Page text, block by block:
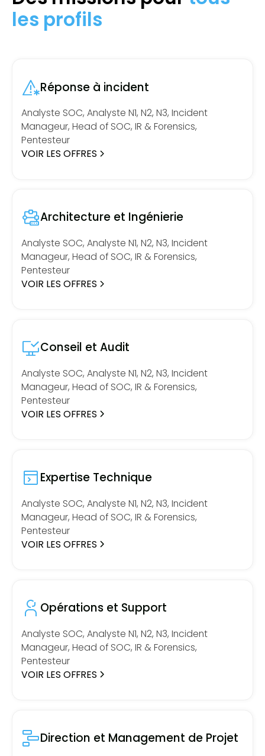
les profils
Réponse à incident
Analyste SOC, Analyste N1, N2, N3, Incident
Manageur, Head of SOC, IR & Forensics,
Pentesteur
VOIR LES OFFRES
Architecture et Ingénierie
Analyste SOC, Analyste N1, N2, N3, Incident
Manageur, Head of SOC, IR & Forensics,
Pentesteur
VOIR LES OFFRES
Conseil et Audit
Analyste SOC, Analyste N1, N2, N3, Incident
Manageur, Head of SOC, IR & Forensics,
Pentesteur
VOIR LES OFFRES
Expertise Technique
Analyste SOC, Analyste N1, N2, N3, Incident
Manageur, Head of SOC, IR & Forensics,
Pentesteur
VOIR LES OFFRES
Opérations et Support
Analyste SOC, Analyste N1, N2, N3, Incident
Manageur, Head of SOC, IR & Forensics,
Pentesteur
VOIR LES OFFRES
Direction et Management de Projet